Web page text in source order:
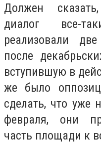
Должен
диалог все-
реализовали
после
вступившую в
же было
сделать, что уже
февраля, они
часть площади к